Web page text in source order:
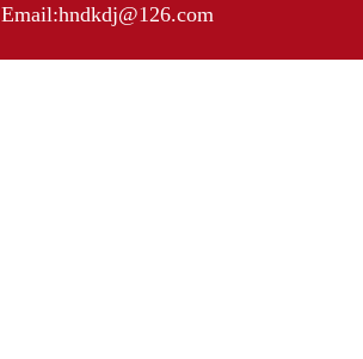
Email:hndkdj@126.com